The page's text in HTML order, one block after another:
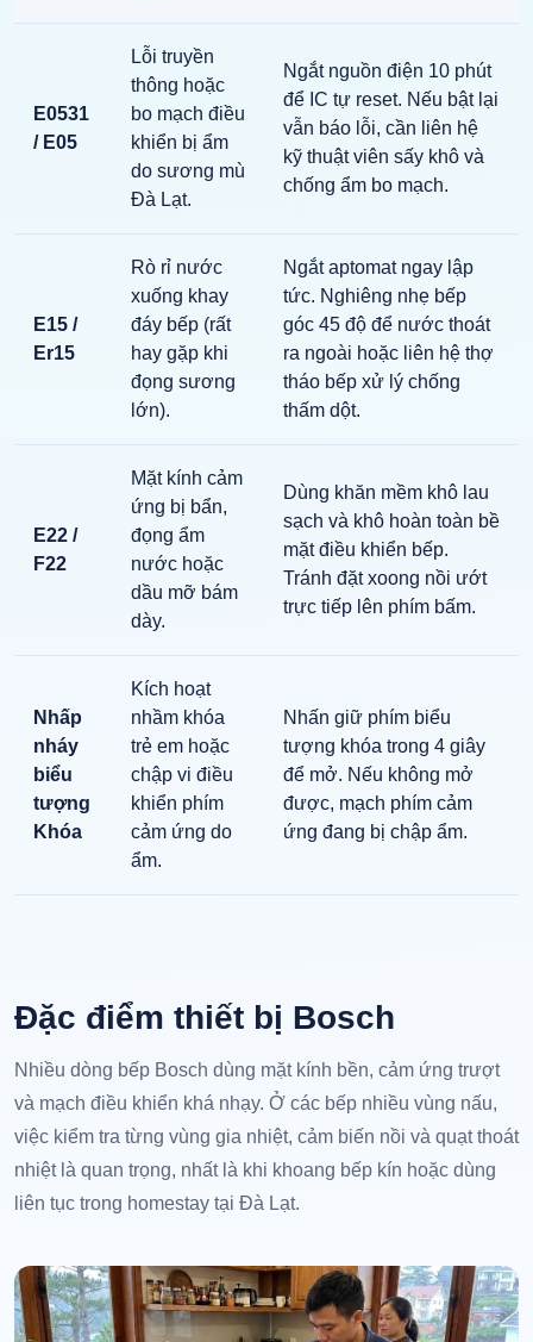
E0531
/ E05
Lỗi truyền
thông hoặc
bo mạch điều
khiển bị ẩm
do sương mù
Đà Lạt.
Ngắt nguồn điện 10 phút
để IC tự reset. Nếu bật lại
vẫn báo lỗi, cần liên hệ
kỹ thuật viên sấy khô và
chống ẩm bo mạch.
E15 /
Er15
Rò rỉ nước
xuống khay
đáy bếp (rất
hay gặp khi
đọng sương
lớn).
Ngắt aptomat ngay lập
tức. Nghiêng nhẹ bếp
góc 45 độ để nước thoát
ra ngoài hoặc liên hệ thợ
tháo bếp xử lý chống
thấm dột.
E22 /
F22
Mặt kính cảm
ứng bị bẩn,
đọng ẩm
nước hoặc
dầu mỡ bám
dày.
Dùng khăn mềm khô lau
sạch và khô hoàn toàn bề
mặt điều khiển bếp.
Tránh đặt xoong nồi ướt
trực tiếp lên phím bấm.
Nhấp
nháy
biểu
tượng
Khóa
Kích hoạt
nhầm khóa
trẻ em hoặc
chập vi điều
khiển phím
cảm ứng do
ẩm.
Nhấn giữ phím biểu
tượng khóa trong 4 giây
để mở. Nếu không mở
được, mạch phím cảm
ứng đang bị chập ẩm.
Đặc điểm thiết bị Bosch
Nhiều dòng bếp Bosch dùng mặt kính bền, cảm ứng trượt
và mạch điều khiển khá nhạy. Ở các bếp nhiều vùng nấu,
việc kiểm tra từng vùng gia nhiệt, cảm biến nồi và quạt thoát
nhiệt là quan trọng, nhất là khi khoang bếp kín hoặc dùng
liên tục trong homestay tại Đà Lạt.